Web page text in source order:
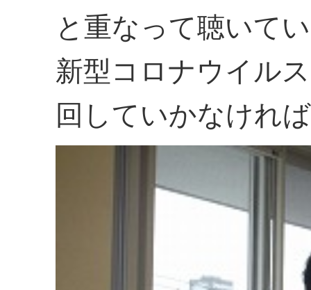
と重なって聴いて
新型コロナウイル
回していかなけれ